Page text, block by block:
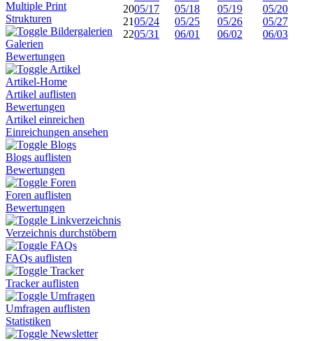
Multiple Print
Strukturen
Bildergalerien
Galerien
Bewertungen
Artikel
Artikel-Home
Artikel auflisten
Bewertungen
Artikel einreichen
Einreichungen ansehen
Blogs
Blogs auflisten
Bewertungen
Foren
Foren auflisten
Bewertungen
Linkverzeichnis
Verzeichnis durchstöbern
FAQs
FAQs auflisten
Tracker
Tracker auflisten
Umfragen
Umfragen auflisten
Statistiken
Newsletter
2005/17 05/18 05/19
05/20
2105/24 05/25 05/26
05/27
2205/31 06/01 06/02 06/03